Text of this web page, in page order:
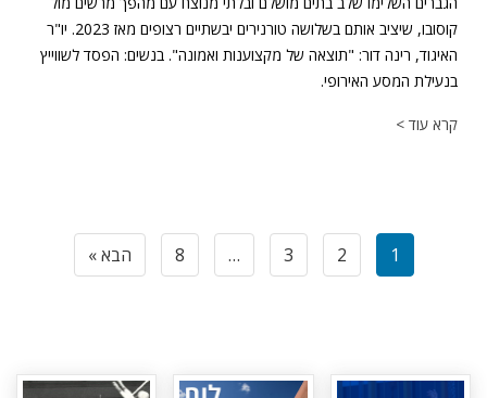
קוסובו, שיציב אותם בשלושה טורנירים יבשתיים רצופים מאז 2023. יו"ר
האיגוד, רינה דור: "תוצאה של מקצוענות ואמונה". בנשים: הפסד לשווייץ
בנעילת המסע האירופי.
קרא עוד >
1
2
3
…
8 הבא »